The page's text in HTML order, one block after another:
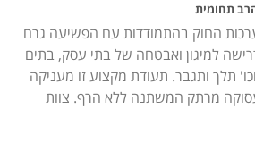
תחומית
החוק בהתמודדות עם הפשיעה גרם
למיגון ואבטחה של בתי עסק, בתים
תלך ותגבר. תעודת מקצוע זו מעניקה
מרתק המשתנה ללא הרף. צוות